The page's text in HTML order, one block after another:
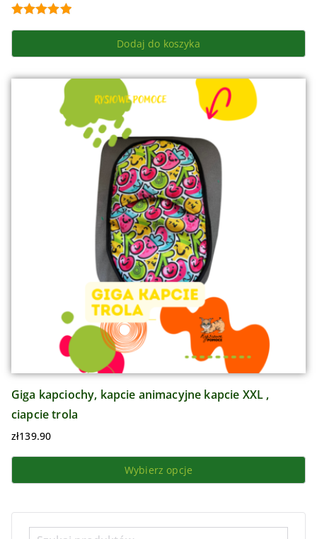
Dodaj do koszyka
Giga kapciochy, kapcie animacyjne kapcie XXL ,
ciapcie trola
zł139.90
Wybierz opcje